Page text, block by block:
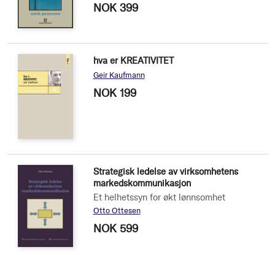
NOK 399
hva er KREATIVITET
Geir Kaufmann
NOK 199
Strategisk ledelse av virksomhetens
markedskommunikasjon
Et helhetssyn for økt lønnsomhet
Otto Ottesen
NOK 599